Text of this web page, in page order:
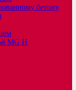
бетону
MG H